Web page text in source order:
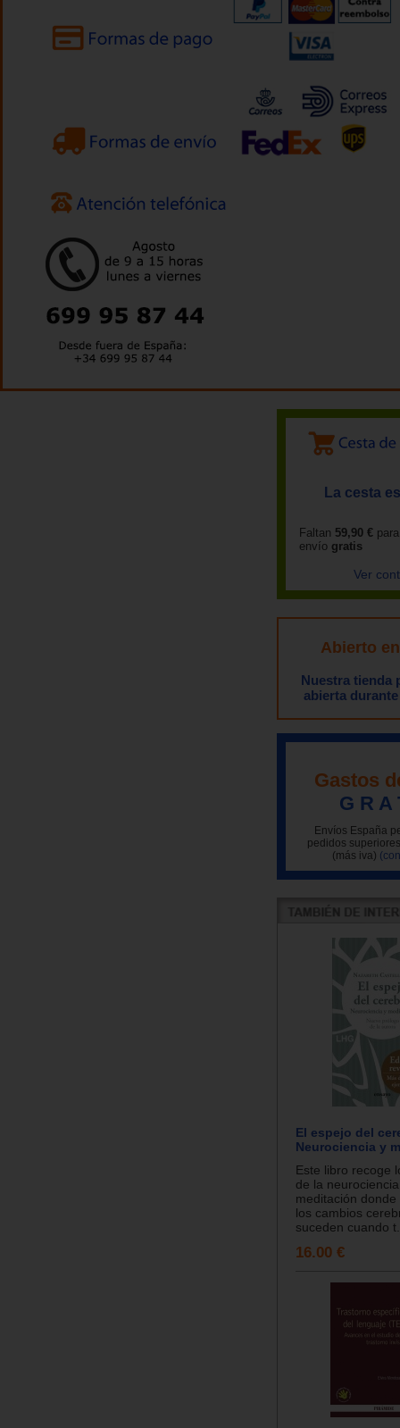
La cesta
Faltan 59,90 €
envío gratis
Ver
Abierto
Nuestra tienda
abierta
Gastos
G R A
Envíos España
pedidos
(más iva)
El espejo del
Neurociencia y
Este libro recoge
de la
meditación
los cambios
suceden cuando
16.00 €